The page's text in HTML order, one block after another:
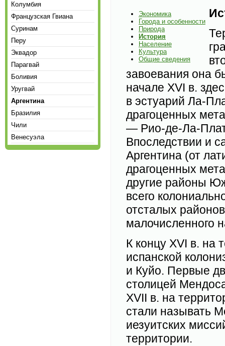
Колумбия
Французская Гвиана
Суринам
Перу
Эквадор
Парагвай
Боливия
Уругвай
Аргентина
Бразилия
Чили
Венесуэла
Экономика
Города и особенности
Природа
История
Население
Культура
Общие сведения
завоевания она
начале XVI в.
в эстуарий Ла-
драгоценных
— Рио-де-Ла-
Впоследствии и
Аргентина (от
драгоценных
другие районы
всего
отсталых
малочисленного
К концу XVI в. на
испанской
и Куйо. Первые
столицей
XVII в. на
стали называть
иезуитских
территории.